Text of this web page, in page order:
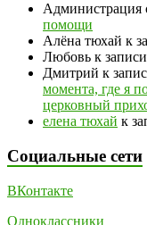
Администрация
помощи
Алёна тюхай к
Любовь к записи
Дмитрий к
момента, где я
церковный
елена тюхай к
Социальные сети
ВКонтакте
Одноклассники